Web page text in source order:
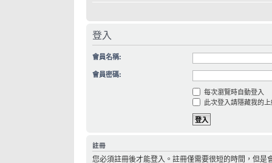
登入
會員名稱:
會員密碼:
每次瀏覽時自動登入
此次登入請隱藏我的
註冊
您必須註冊後才能登入。註冊僅需要很短的時間，但